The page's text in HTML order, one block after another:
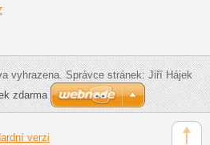
vyhrazena. Správce stránek: Jiří Hájek
zdarma
verzi